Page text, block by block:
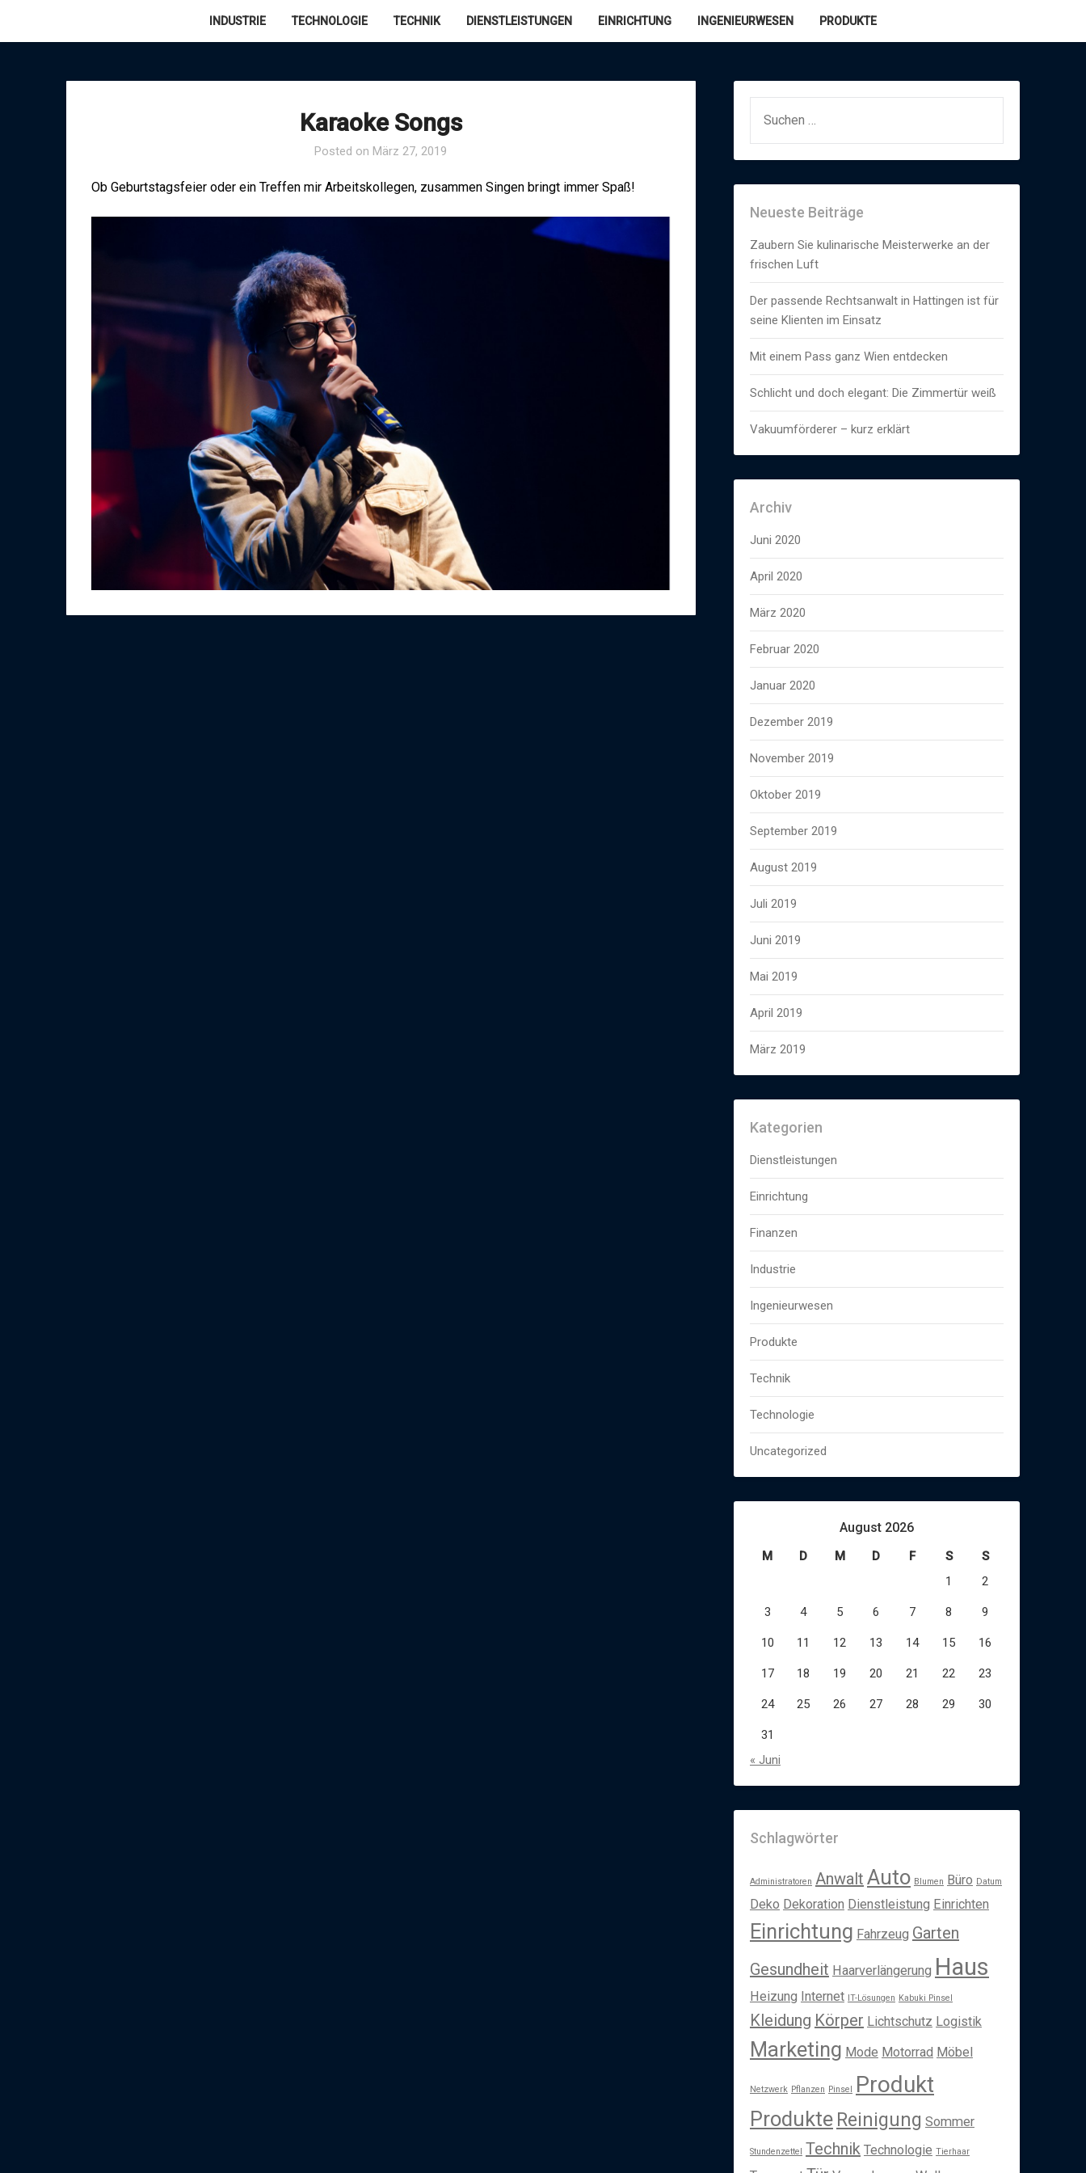
INDUSTRIE TECHNOLOGIE TECHNIK DIENSTLEISTUNGEN EINRICHTUNG INGENIEURWESEN PRODUKTE
Karaoke Songs
Posted on März 27, 2019
Ob Geburtstagsfeier oder ein Treffen mir Arbeitskollegen, zusammen Singen bringt immer Spaß!
NACH:
Neueste Beiträge
Zaubern Sie kulinarische Meisterwerke an der
frischen Luft
Der passende Rechtsanwalt in Hattingen ist für
seine Klienten im Einsatz
Mit einem Pass ganz Wien entdecken
Schlicht und doch elegant: Die Zimmertür weiß
Vakuumförderer – kurz erklärt
Archiv
Juni 2020
April 2020
März 2020
Februar 2020
Januar 2020
Dezember 2019
November 2019
Oktober 2019
September 2019
August 2019
Juli 2019
Juni 2019
Mai 2019
April 2019
März 2019
Kategorien
Dienstleistungen
Einrichtung
Finanzen
Industrie
Ingenieurwesen
Produkte
Technik
Technologie
Uncategorized
August 2026
M D M D F S
S
1
2
3 4 5 6 7 8 9
10 11 12 13 14 15 16
17 18 19 20 21 22 23
24 25 26 27 28 29 30
31
« Juni
Schlagwörter
Administratoren Anwalt Auto Blumen Büro Datum
Deko Dekoration Dienstleistung Einrichten
Einrichtung Fahrzeug Garten
Gesundheit Haarverlängerung Haus
Heizung Internet IT-Lösungen Kabuki Pinsel
Kleidung Körper Lichtschutz Logistik
Marketing Mode Motorrad Möbel
Netzwerk Pflanzen Pinsel Produkt
Produkte Reinigung Sommer
Stundenzettel Technik Technologie Tierhaar